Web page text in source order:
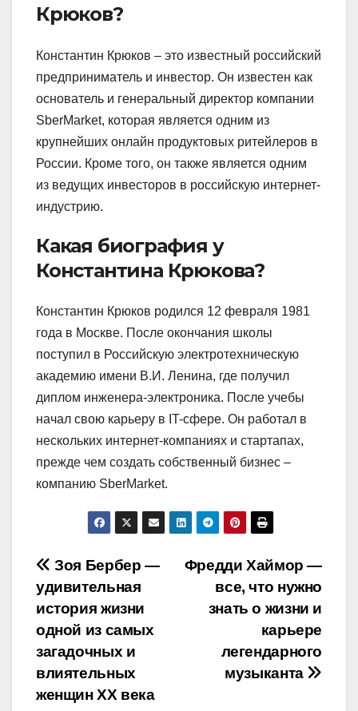
Крюков?
Константин Крюков – это известный российский
предприниматель и инвестор. Он известен как
основатель и генеральный директор компании
SberMarket, которая является одним из
крупнейших онлайн продуктовых ритейлеров в
России. Кроме того, он также является одним
из ведущих инвесторов в российскую интернет-
индустрию.
Какая биография у
Константина Крюкова?
Константин Крюков родился 12 февраля 1981
года в Москве. После окончания школы
поступил в Российскую электротехническую
академию имени В.И. Ленина, где получил
диплом инженера-электроника. После учебы
начал свою карьеру в IT-сфере. Он работал в
нескольких интернет-компаниях и стартапах,
прежде чем создать собственный бизнес –
компанию SberMarket.
Навигация
по
записям
Фредди Хаймор —
все, что нужно
знать о жизни и
карьере
легендарного
музыканта
Зоя Бербер —
удивительная
история жизни
одной из самых
загадочных и
влиятельных
женщин XX века